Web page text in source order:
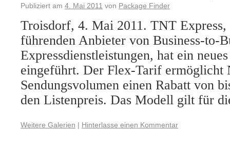
Publiziert am 4. Mai 2011 von Package Finder
Troisdorf, 4. Mai 2011. TNT
führenden Anbieter von Business-to-
Expressdienstleistungen, hat ein
eingeführt. Der Flex-Tarif ermöglicht
Sendungsvolumen einen Rabatt von
den Listenpreis. Das Modell gilt für
Weitere Galerien | Hinterlasse einen Kommentar